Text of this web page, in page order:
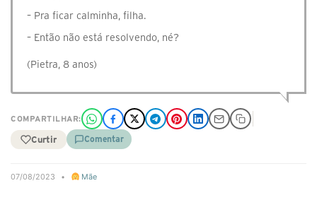
– Pra ficar calminha, filha.
– Então não está resolvendo, né?
(Pietra, 8 anos)
COMPARTILHAR:
Curtir Comentar
07/08/2023 • Mãe